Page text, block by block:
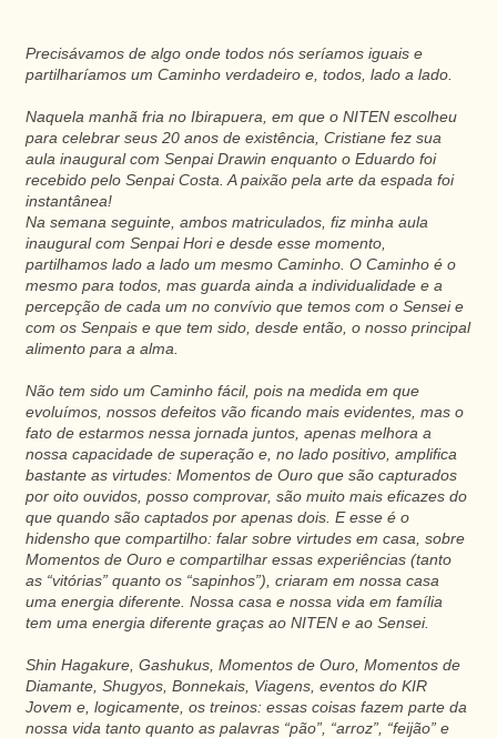
Precisávamos de algo onde todos nós seríamos iguais e
partilharíamos um Caminho verdadeiro e, todos, lado a lado.
Naquela manhã fria no Ibirapuera, em que o NITEN escolheu
para celebrar seus 20 anos de existência, Cristiane fez sua
aula inaugural com Senpai Drawin enquanto o Eduardo foi
recebido pelo Senpai Costa. A paixão pela arte da espada foi
instantânea!
Na semana seguinte, ambos matriculados, fiz minha aula
inaugural com Senpai Hori e desde esse momento,
partilhamos lado a lado um mesmo Caminho. O Caminho é o
mesmo para todos, mas guarda ainda a individualidade e a
percepção de cada um no convívio que temos com o Sensei e
com os Senpais e que tem sido, desde então, o nosso principal
alimento para a alma.
Não tem sido um Caminho fácil, pois na medida em que
evoluímos, nossos defeitos vão ficando mais evidentes, mas o
fato de estarmos nessa jornada juntos, apenas melhora a
nossa capacidade de superação e, no lado positivo, amplifica
bastante as virtudes: Momentos de Ouro que são capturados
por oito ouvidos, posso comprovar, são muito mais eficazes do
que quando são captados por apenas dois. E esse é o
hidensho que compartilho: falar sobre virtudes em casa, sobre
Momentos de Ouro e compartilhar essas experiências (tanto
as “vitórias” quanto os “sapinhos”), criaram em nossa casa
uma energia diferente. Nossa casa e nossa vida em família
tem uma energia diferente graças ao NITEN e ao Sensei.
Shin Hagakure, Gashukus, Momentos de Ouro, Momentos de
Diamante, Shugyos, Bonnekais, Viagens, eventos do KIR
Jovem e, logicamente, os treinos: essas coisas fazem parte da
nossa vida tanto quanto as palavras “pão”, “arroz”, “feijão” e